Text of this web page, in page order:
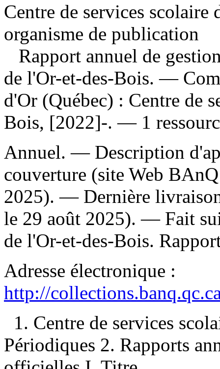
Centre de services scolaire
organisme de publication
Rapport annuel de
de l'Or-et-des-Bois. —
d'Or (Québec) : Centre de
Bois, [2022]-. — 1
Annuel. — Description
couverture (site Web
2025). — Dernière
le 29 août 2025). — Fait
de l'Or-et-des-Bois.
Adresse électronique :
http://
1. Centre de services
Périodiques 2. Rapports